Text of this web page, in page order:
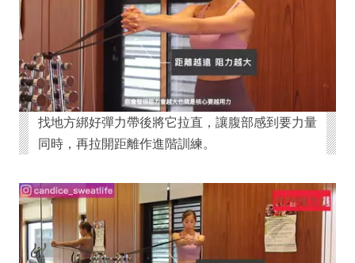
找地方綁好彈力帶後將它拉直，讓腹部感到要力量
同時，再拉開距離作進階訓練。